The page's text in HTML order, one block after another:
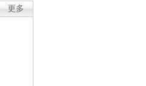
更多